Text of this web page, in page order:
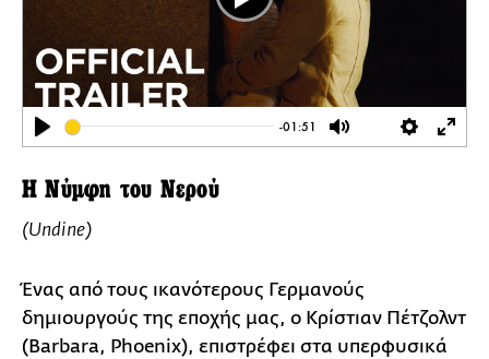
Play
-01:51
Mute Settings
Play
Η Νύμφη του Νερού
(Undine)
Ένας από τους ικανότερους Γερμανούς
δημιουργούς της εποχής μας, ο Κρίστιαν Πέτζολντ
(Barbara, Phoenix), επιστρέφει στα υπερφυσικά